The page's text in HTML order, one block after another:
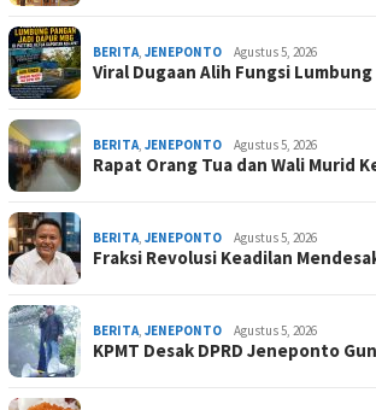
BERITA, JENEPONTO Agustus 5, 2026
Viral Dugaan Alih Fungsi
BERITA, JENEPONTO Agustus 5, 2026
Rapat Orang Tua dan Wali Murid
BERITA, JENEPONTO Agustus 5, 2026
Fraksi Revolusi Keadilan
BERITA, JENEPONTO Agustus 5, 2026
KPMT Desak DPRD Jeneponto